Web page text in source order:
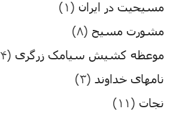
مسیحیت در ایران (۱)
مشورت مسیح (۸)
موعظه کشیش سیامک زرگری (۱۴)
نامهای خداوند (۳)
نجات (۱۱)